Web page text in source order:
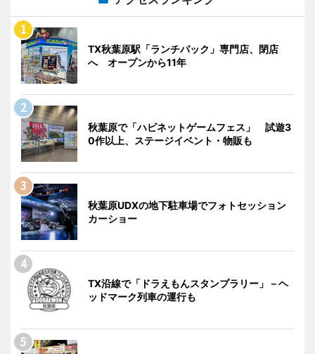
TX秋葉原駅「ランチパック」専門店、閉店
へ オープンから11年
秋葉原で「ハピネットゲームフェス」 試遊3
0作以上、ステージイベント・物販も
秋葉原UDXの地下駐車場でフォトセッション
カーショー
TX沿線で「ドラえもんスタンプラリー」－ヘ
ッドマーク列車の運行も